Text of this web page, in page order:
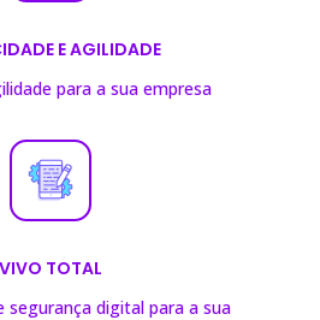
E AGILIDADE
para a sua empresa
VIVO TOTAL
segurança digital para a sua